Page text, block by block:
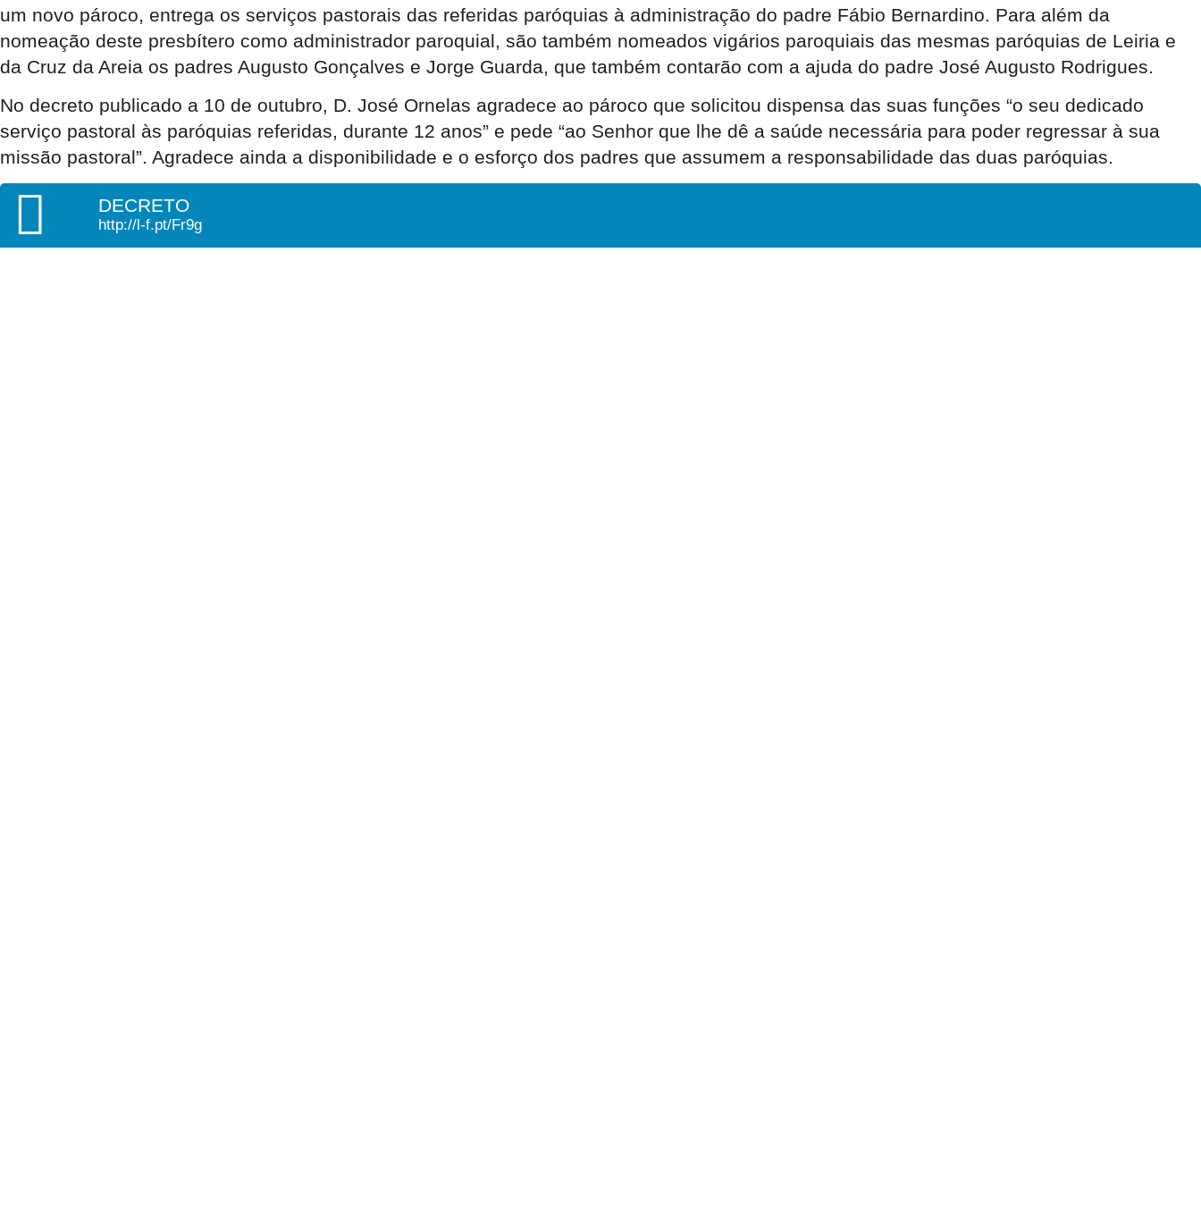
um novo pároco, entrega os serviços pastorais das referidas paróquias à administração do padre Fábio Bernardino. Para além da
nomeação deste presbítero como administrador paroquial, são também nomeados vigários paroquiais das mesmas paróquias de Leiria e
da Cruz da Areia os padres Augusto Gonçalves e Jorge Guarda, que também contarão com a ajuda do padre José Augusto Rodrigues.
No decreto publicado a 10 de outubro, D. José Ornelas agradece ao pároco que solicitou dispensa das suas funções “o seu dedicado
serviço pastoral às paróquias referidas, durante 12 anos” e pede “ao Senhor que lhe dê a saúde necessária para poder regressar à sua
missão pastoral”. Agradece ainda a disponibilidade e o esforço dos padres que assumem a responsabilidade das duas paróquias.
DECRETO
http://l-f.pt/Fr9g